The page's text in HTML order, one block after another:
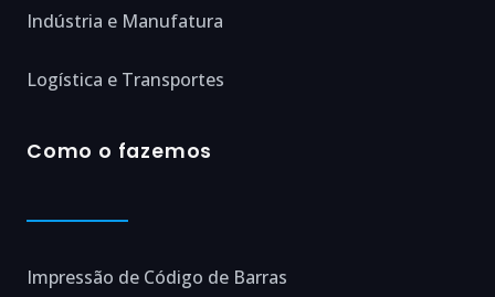
Indústria e Manufatura
Logística e Transportes
Como o fazemos
Impressão de Código de Barras